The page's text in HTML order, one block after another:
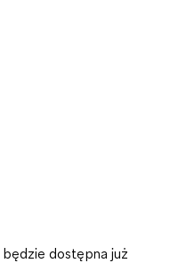
dostępna już